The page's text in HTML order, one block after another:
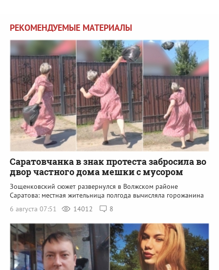
РЕКОМЕНДУЕМЫЕ МАТЕРИАЛЫ
Саратовчанка в знак протеста забросила во
двор частного дома мешки с мусором
Зощенковский сюжет развернулся в Волжском районе
Саратова: местная жительница полгода вычисляла горожанина
6 августа 07:51
14012 8